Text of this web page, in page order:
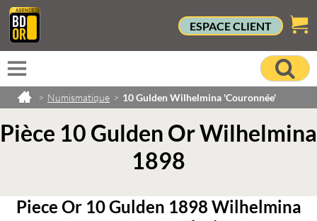
ESPACE CLIENT
> Numismatique > 10 Gulden Wilhelmina 'Couronnée'
Pièce 10 Gulden Or Wilhelmina
1898
Piece Or 10 Gulden 1898 Wilhelmina